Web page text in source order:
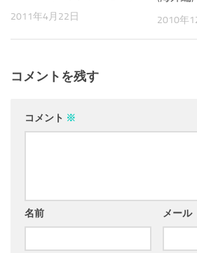
2011年4月22日 2010年
コメントを残す
コメント ※
名前 メール